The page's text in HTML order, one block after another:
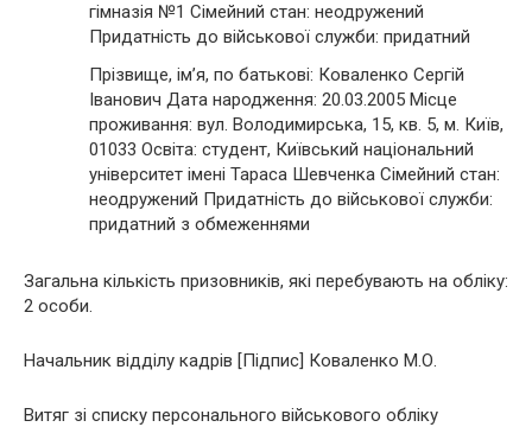
гімназія №1 Сімейний стан: неодружений
Придатність до військової служби: придатний
Прізвище, ім’я, по батькові: Коваленко Сергій
Іванович Дата народження: 20.03.2005 Місце
проживання: вул. Володимирська, 15, кв. 5, м. Київ,
01033 Освіта: студент, Київський національний
університет імені Тараса Шевченка Сімейний стан:
неодружений Придатність до військової служби:
придатний з обмеженнями
Загальна кількість призовників, які перебувають на обліку:
2 особи.
Начальник відділу кадрів [Підпис] Коваленко М.О.
Витяг зі списку персонального військового обліку